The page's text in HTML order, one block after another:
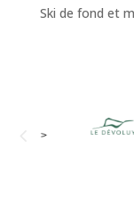
Ski de fond et